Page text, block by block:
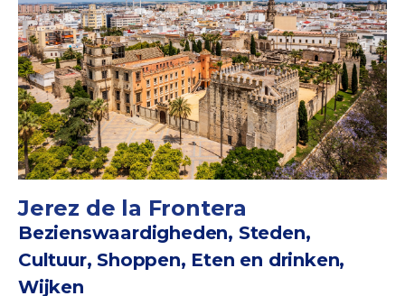
Jerez de la Frontera
Bezienswaardigheden, Steden,
Cultuur, Shoppen, Eten en drinken,
Wijken